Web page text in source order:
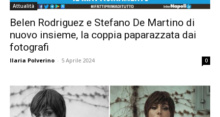
Attualità
Belen Rodriguez e Stefano De Martino di
nuovo insieme, la coppia paparazzata dai
fotografi
Ilaria Polverino - 5 Aprile 2024 0